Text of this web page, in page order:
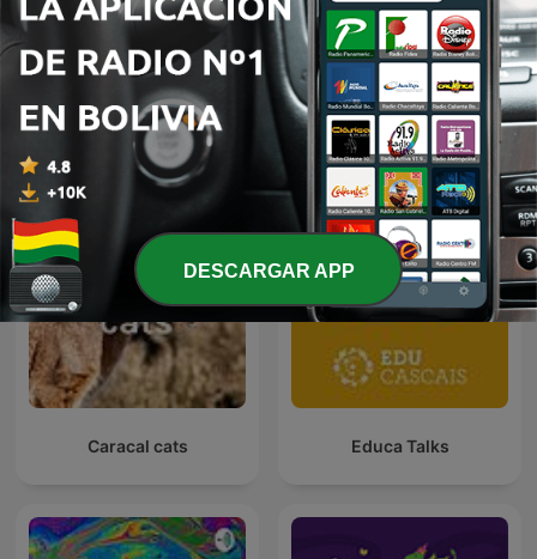
Kid Power Radio
Cuentos y Más Cuentos
Caracal cats Educa Talks
DESCARGAR APP